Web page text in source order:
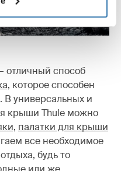
отличный способ
которое способен
В универсальных и
крыши Thule можно
палатки для крыши
все необходимое
будь то